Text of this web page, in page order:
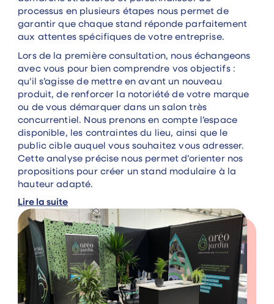
processus en plusieurs étapes nous permet de
garantir que chaque stand réponde parfaitement
aux attentes spécifiques de votre entreprise.
Lors de la première consultation, nous échangeons
avec vous pour bien comprendre vos objectifs :
qu’il s’agisse de mettre en avant un nouveau
produit, de renforcer la notoriété de votre marque
ou de vous démarquer dans un salon très
concurrentiel. Nous prenons en compte l’espace
disponible, les contraintes du lieu, ainsi que le
public cible auquel vous souhaitez vous adresser.
Cette analyse précise nous permet d’orienter nos
propositions pour créer un stand modulaire à la
hauteur adapté.
Lire la suite